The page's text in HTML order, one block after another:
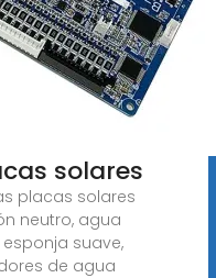
solares
placas solares
neutro, agua
suave,
de agua